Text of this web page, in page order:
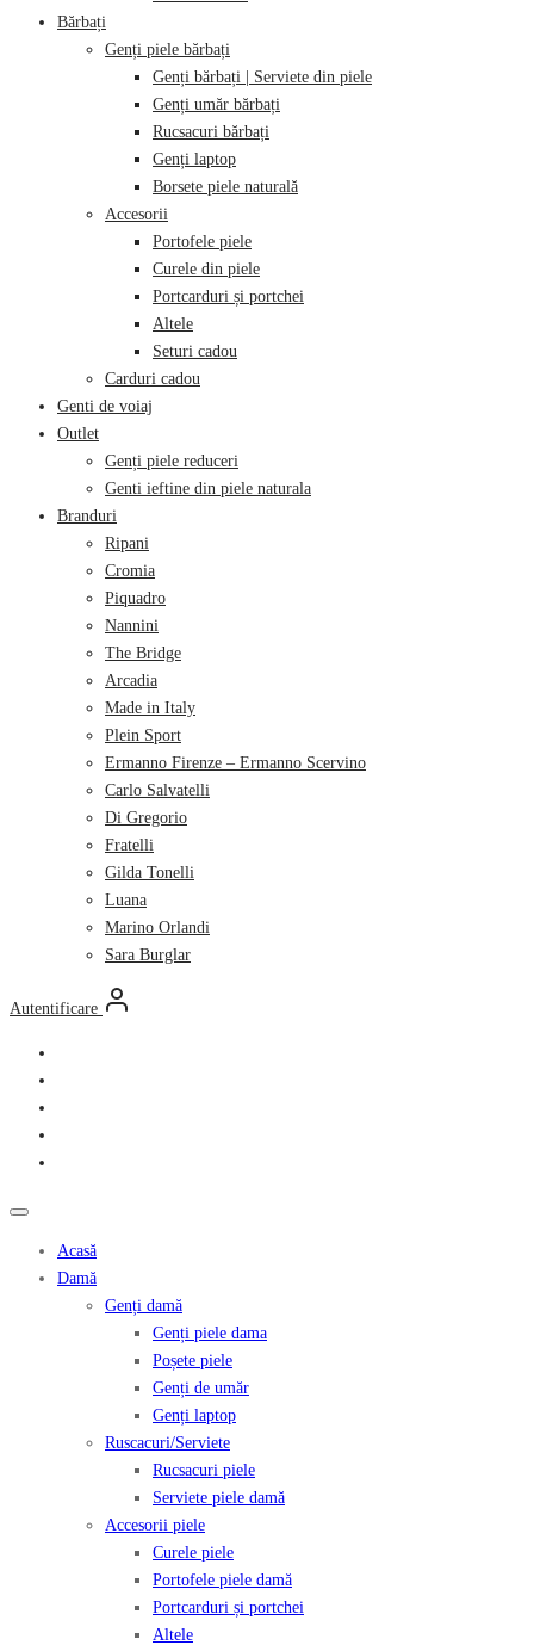
Bărbați
Genți piele bărbați
Genți bărbați | Serviete din piele
Genți umăr bărbați
Rucsacuri bărbați
Genți laptop
Borsete piele naturală
Accesorii
Portofele piele
Curele din piele
Portcarduri și portchei
Altele
Seturi cadou
Carduri cadou
Genti de voiaj
Outlet
Genți piele reduceri
Genti ieftine din piele naturala
Branduri
Ripani
Cromia
Piquadro
Nannini
The Bridge
Arcadia
Made in Italy
Plein Sport
Ermanno Firenze – Ermanno Scervino
Carlo Salvatelli
Di Gregorio
Fratelli
Gilda Tonelli
Luana
Marino Orlandi
Sara Burglar
Autentificare
Acasă
Damă
Genți damă
Genți piele dama
Poșete piele
Genți de umăr
Genți laptop
Ruscacuri/Serviete
Rucsacuri piele
Serviete piele damă
Accesorii piele
Curele piele
Portofele piele damă
Portcarduri și portchei
Altele